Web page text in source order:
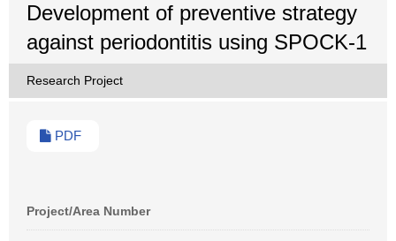
Development of preventive strategy
against periodontitis using SPOCK-1
Research Project
PDF
Project/Area Number